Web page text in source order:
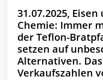
31.07.2025,
Chemie: Immer
der Teflon-
setzen auf
Alternativen.
Verkaufszahlen